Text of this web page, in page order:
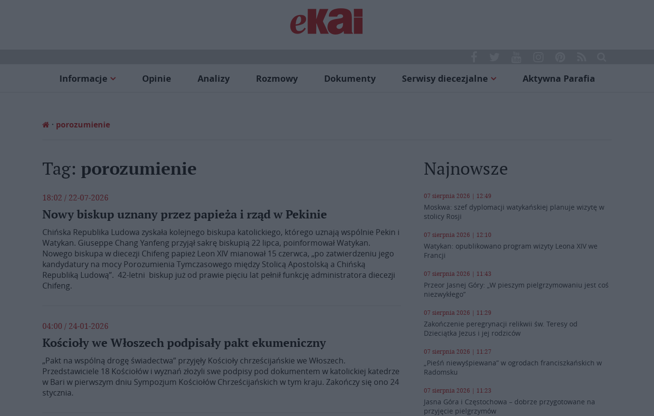
Informacje Opinie Analizy Rozmowy Dokumenty Serwisy diecezjalne Aktywna Parafia
porozumienie
Tag: porozumienie
18:02 / 22-07-2026
Nowy biskup uznany przez papieża i rząd w Pekinie
Chińska Republika Ludowa zyskała kolejnego biskupa katolickiego, którego uznają wspólnie Pekin i
Watykan. Giuseppe Chang Yanfeng przyjął sakrę biskupią 22 lipca, poinformował Watykan.
Nowego biskupa w diecezji Chifeng papież Leon XIV mianował 15 czerwca, „po zatwierdzeniu jego
kandydatury na mocy Porozumienia Tymczasowego między Stolicą Apostolską a Chińską
Republiką Ludową”. 42-letni biskup już od prawie pięciu lat pełnił funkcję administratora diecezji
Chifeng.
04:00 / 24-01-2026
Kościoły we Włoszech podpisały pakt ekumeniczny
„Pakt na wspólną drogę świadectwa” przyjęły Kościoły chrześcijańskie we Włoszech.
Przedstawiciele 18 Kościołów i wyznań złożyli swe podpisy pod dokumentem w katolickiej katedrze
w Bari w pierwszym dniu Sympozjum Kościołów Chrześcijańskich w tym kraju. Zakończy się ono 24
stycznia.
Najnowsze
07 sierpnia 2026 | 12:49
Moskwa: szef dyplomacji watykańskiej planuje wizytę w
stolicy Rosji
07 sierpnia 2026 | 12:10
Watykan: opublikowano program wizyty Leona XIV we
Francji
07 sierpnia 2026 | 11:43
Przeor Jasnej Góry: „W pieszym pielgrzymowaniu jest coś
niezwykłego”
07 sierpnia 2026 | 11:29
Zakończenie peregrynacji relikwii św. Teresy od
Dzieciątka Jezus i jej rodziców
07 sierpnia 2026 | 11:27
„Pieśń niewyśpiewana” w ogrodach franciszkańskich w
Radomsku
07 sierpnia 2026 | 11:23
Jasna Góra i Częstochowa – dobrze przygotowane na
przyjęcie pielgrzymów